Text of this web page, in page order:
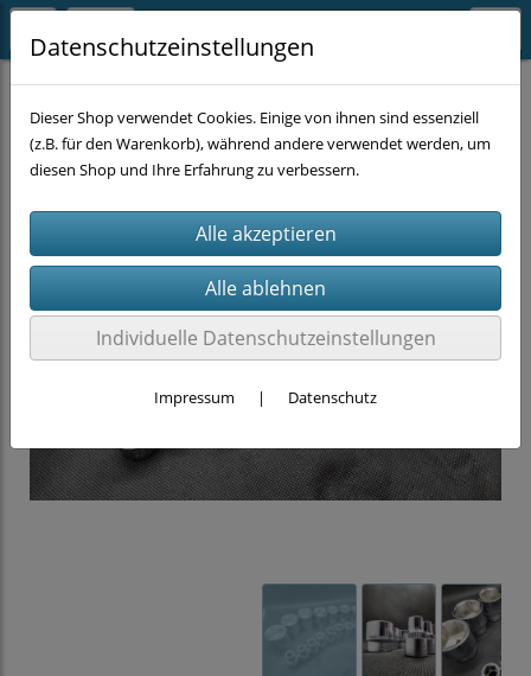
HANDWERKZEUG Schlüssel
Datenschutzeinstellungen
Dieser Shop verwendet Cookies. Einige von ihnen sind essenziell
(z.B. für den Warenkorb), während andere verwendet werden, um
diesen Shop und Ihre Erfahrung zu verbessern.
Individuelle Datenschutzeinstellungen
Impressum | Datenschutz